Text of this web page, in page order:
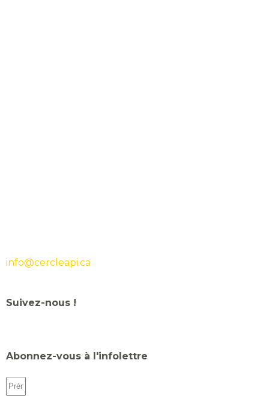
info@cercleapi.ca
Suivez-nous !
Abonnez-vous à l'infolettre